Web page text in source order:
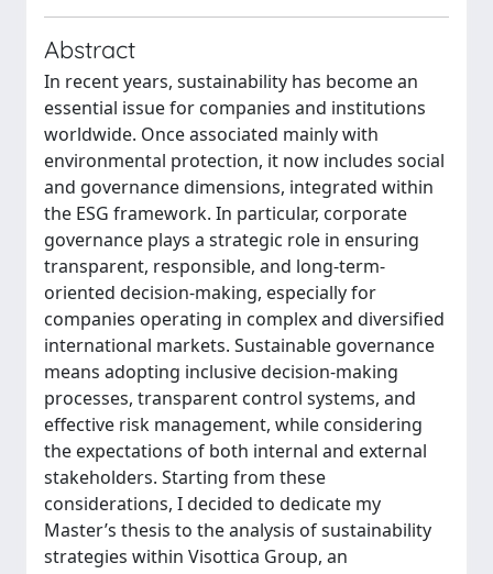
Abstract
In recent years, sustainability has become an
essential issue for companies and institutions
worldwide. Once associated mainly with
environmental protection, it now includes social
and governance dimensions, integrated within
the ESG framework. In particular, corporate
governance plays a strategic role in ensuring
transparent, responsible, and long-term-
oriented decision-making, especially for
companies operating in complex and diversified
international markets. Sustainable governance
means adopting inclusive decision-making
processes, transparent control systems, and
effective risk management, while considering
the expectations of both internal and external
stakeholders. Starting from these
considerations, I decided to dedicate my
Master’s thesis to the analysis of sustainability
strategies within Visottica Group, an